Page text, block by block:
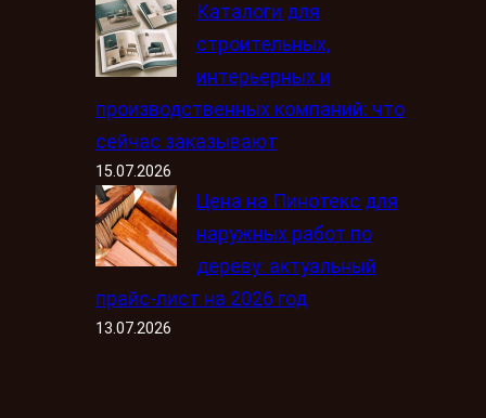
Каталоги для
строительных,
интерьерных и
производственных компаний: что
сейчас заказывают
15.07.2026
Цена на Пинотекс для
наружных работ по
дереву: актуальный
прайс-лист на 2026 год
13.07.2026